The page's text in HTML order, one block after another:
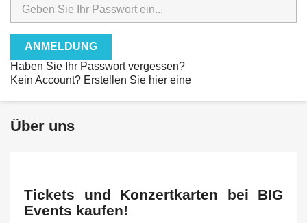
ANMELDUNG
Haben Sie Ihr Passwort vergessen?
Kein Account? Erstellen Sie hier eine
Über uns
Tickets und Konzertkarten bei BIG
Events kaufen!